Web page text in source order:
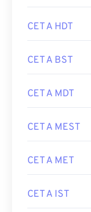
CET A HDT
CET A BST
CET A MDT
CET A MEST
CET A MET
CET A IST